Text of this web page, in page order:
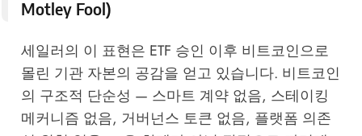
Motley Fool)
세일러의 이 표현은 ETF 승인 이후 비트코인으로
몰린 기관 자본의 공감을 얻고 있습니다. 비트코인
의 구조적 단순성 — 스마트 계약 없음, 스테이킹
메커니즘 없음, 거버넌스 토큰 없음, 플랫폼 의존